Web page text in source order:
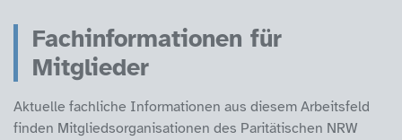
Fachinformationen für
Mitglieder
Aktuelle fachliche Informationen aus diesem Arbeitsfeld
finden Mitgliedsorganisationen des Paritätischen NRW